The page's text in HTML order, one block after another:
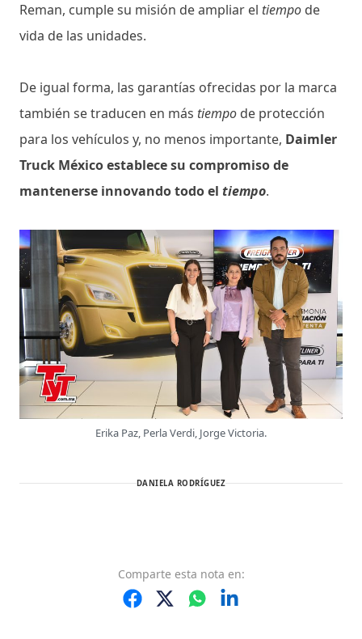
Reman, cumple su misión de ampliar el tiempo de
vida de las unidades.
De igual forma, las garantías ofrecidas por la marca
también se traducen en más tiempo de protección
para los vehículos y, no menos importante, Daimler
Truck México establece su compromiso de
mantenerse innovando todo el tiempo.
Erika Paz, Perla Verdi, Jorge Victoria.
DANIELA RODRÍGUEZ
Comparte esta nota en: